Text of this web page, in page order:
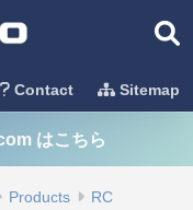
Contact Sitemap
はこちら
Products
RC